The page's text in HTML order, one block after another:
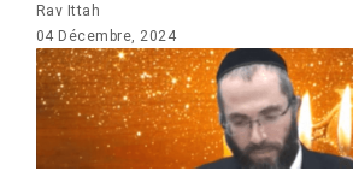
Rav Ittah
04 Décembre, 2024